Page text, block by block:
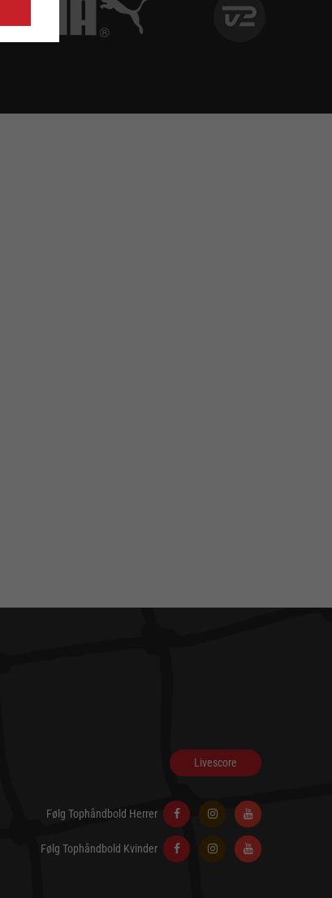
Livescore
Følg Tophåndbold Herrer
Følg Tophåndbold Kvinder